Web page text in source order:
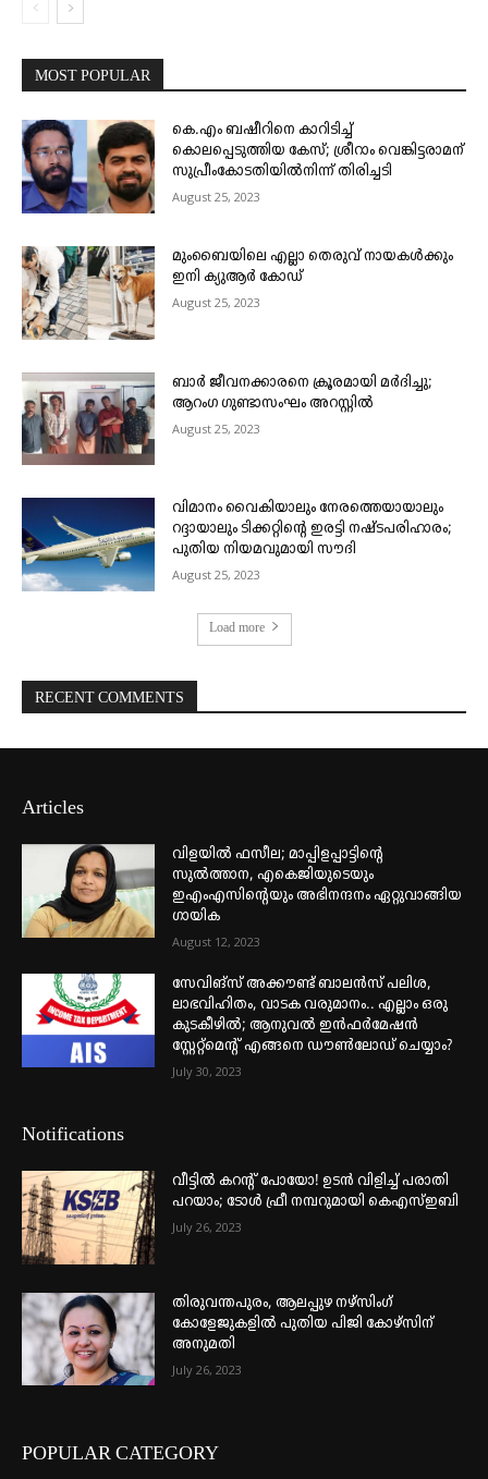
MOST POPULAR
കെ.എം ബഷീറിനെ കാറിടിച്ച്
കൊലപ്പെടുത്തിയ കേസ്; ശ്രീറാം വെങ്കിട്ടരാമന്
സുപ്രീംകോടതിയിൽനിന്ന് തിരിച്ചടി
August 25, 2023
മുംബൈയിലെ എല്ലാ തെരുവ് നായകൾക്കും
ഇനി ക്യുആർ കോഡ്
August 25, 2023
ബാർ ജീവനക്കാരനെ ക്രൂരമായി മർദിച്ചു;
ആറംഗ ഗുണ്ടാസംഘം അറസ്റ്റിൽ
August 25, 2023
വിമാനം വൈകിയാലും നേരത്തെയായാലും
റദ്ദായാലും ടിക്കറ്റിന്റെ ഇരട്ടി നഷ്ടപരിഹാരം;
പുതിയ നിയമവുമായി സൗദി
August 25, 2023
Load more
RECENT COMMENTS
Articles
വിളയിൽ ഫസീല; മാപ്പിളപ്പാട്ടിന്റെ
സുൽത്താന, എകെജിയുടെയും
ഇഎംഎസിന്റെയും അഭിനന്ദനം ഏറ്റുവാങ്ങിയ
ഗായിക
August 12, 2023
സേവിങ്സ് അക്കൗണ്ട് ബാലൻസ് പലിശ,
ലാഭവിഹിതം, വാടക വരുമാനം.. എല്ലാം ഒരു
കുടകീഴിൽ; ആനുവൽ ഇൻഫർമേഷൻ
സ്റ്റേറ്റ്മെന്റ് എങ്ങനെ ഡൗൺലോഡ് ചെയ്യാം?
July 30, 2023
Notifications
വീട്ടില്‍ കറന്റ് പോയോ! ഉടന്‍ വിളിച്ച് പരാതി
പറയാം; ടോള്‍ ഫ്രീ നമ്പറുമായി കെഎസ്ഇബി
July 26, 2023
തിരുവന്തപുരം, ആലപ്പുഴ നഴ്‌സിംഗ്
കോളേജുകളില്‍ പുതിയ പിജി കോഴ്‌സിന്
അനുമതി
July 26, 2023
POPULAR CATEGORY